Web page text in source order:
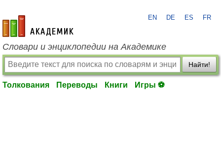
academic.ru
EN DE ES FR
Словари и энциклопедии на Академике
Найти!
Толкования Переводы Книги Игры ⚽